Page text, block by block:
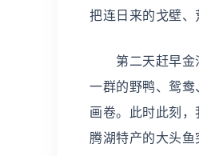
把连日来的戈壁、
第二天赶早金沙
一群的野鸭、鸳
画卷。此时此刻
腾湖特产的大头